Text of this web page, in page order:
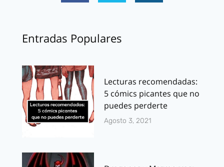
Entradas Populares
Lecturas recomendadas:
5 cómics picantes que no
puedes perderte
Agosto 3, 2021